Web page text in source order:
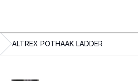
ALTREX POTHAAK LADDER